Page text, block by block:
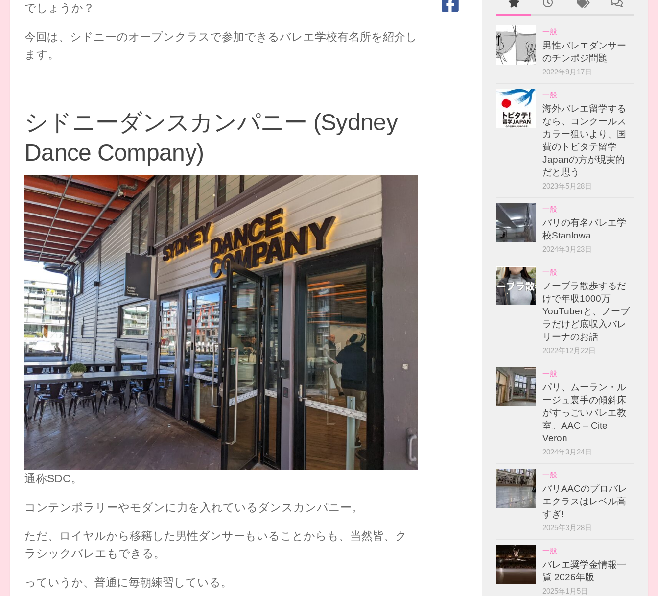
でしょうか？
今回は、シドニーのオープンクラスで参加できるバレエ学校有名所を紹介し
ます。
シドニーダンスカンパニー (Sydney
Dance Company)
通称SDC。
コンテンポラリーやモダンに力を入れているダンスカンパニー。
ただ、ロイヤルから移籍した男性ダンサーもいることからも、当然皆、ク
ラシックバレエもできる。
っていうか、普通に毎朝練習している。
一般
男性バレエダンサー
のチンポジ問題
2022年9月17日
一般
海外バレエ留学する
なら、コンクールス
カラー狙いより、国
費のトビタテ留学
Japanの方が現実的
だと思う
2023年5月28日
一般
パリの有名バレエ学
校Stanlowa
2024年3月23日
一般
ノーブラ散歩するだ
けで年収1000万
YouTuberと、ノーブ
ラだけど底収入バレ
リーナのお話
2022年12月22日
一般
パリ、ムーラン・ル
ージュ裏手の傾斜床
がすっごいバレエ教
室。AAC – Cite
Veron
2024年3月24日
一般
パリAACのプロバレ
エクラスはレベル高
すぎ!
2025年3月28日
一般
バレエ奨学金情報一
覧 2026年版
2025年1月5日